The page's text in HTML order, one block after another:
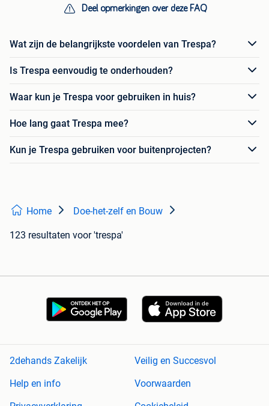
Deel opmerkingen over deze FAQ
Wat zijn de belangrijkste voordelen van Trespa?
Is Trespa eenvoudig te onderhouden?
Waar kun je Trespa voor gebruiken in huis?
Hoe lang gaat Trespa mee?
Kun je Trespa gebruiken voor buitenprojecten?
Home Doe-het-zelf en Bouw
123 resultaten voor 'trespa'
2dehands Zakelijk
Veilig en Succesvol
Help en info
Voorwaarden